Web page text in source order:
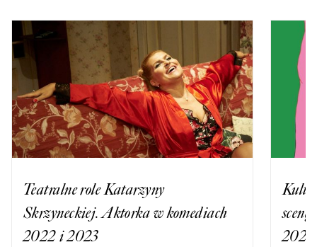
Teatralne role Katarzyny
Skrzyneckiej. Aktorka w komediach
2022 i 2023